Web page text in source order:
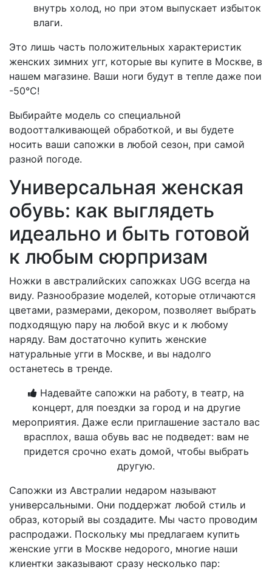
внутрь холод, но при этом выпускает избыток
влаги.
Это лишь часть положительных характеристик
женских зимних угг, которые вы купите в Москве, в
нашем магазине. Ваши ноги будут в тепле даже пои
-50°С!
Выбирайте модель со специальной
водоотталкивающей обработкой, и вы будете
носить ваши сапожки в любой сезон, при самой
разной погоде.
Универсальная женская
обувь: как выглядеть
идеально и быть готовой
к любым сюрпризам
Ножки в австралийских сапожках UGG всегда на
виду. Разнообразие моделей, которые отличаются
цветами, размерами, декором, позволяет выбрать
подходящую пару на любой вкус и к любому
наряду. Вам достаточно купить женские
натуральные угги в Москве, и вы надолго
останетесь в тренде.
Надевайте сапожки на работу, в театр, на
концерт, для поездки за город и на другие
мероприятия. Даже если приглашение застало вас
врасплох, ваша обувь вас не подведет: вам не
придется срочно ехать домой, чтобы выбрать
другую.
Сапожки из Австралии недаром называют
универсальными. Они поддержат любой стиль и
образ, который вы создадите. Мы часто проводим
распродажи. Поскольку мы предлагаем купить
женские угги в Москве недорого, многие наши
клиентки заказывают сразу несколько пар: